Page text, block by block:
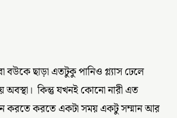
বউকে ছাড়া এতটুকু পানিও গ্ল্যাস ঢেলে
অবস্থা। কিন্তু যখনই কোনো নারী এত
করতে করতে একটা সময় একটু সম্মান আর